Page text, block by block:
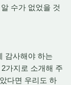
수가 없었을 것
감사해야 하는
가지로 소개해 주
다면 우리도 하